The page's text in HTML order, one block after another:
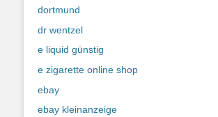
dortmund
dr wentzel
e liquid günstig
e zigarette online shop
ebay
ebay kleinanzeige